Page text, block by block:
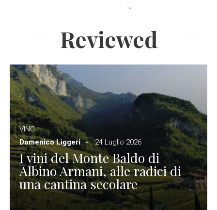
Reviewed
VINO
Domenico Liggeri
24 Luglio 2026
I vini del Monte Baldo di
Albino Armani, alle radici di
una cantina secolare